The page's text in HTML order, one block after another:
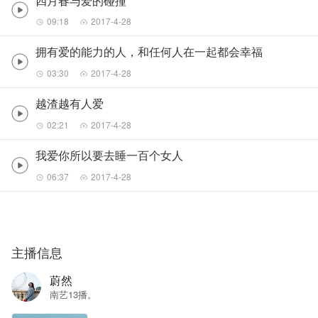
09:18 2017-4-28
拥有爱的能力的人，和任何人在一起都会幸福
03:30 2017-4-28
越渣越有人爱
02:21 2017-4-28
我爱你所以要去睡一百个女人
06:37 2017-4-28
主播信息
蔚然
南艺13播。